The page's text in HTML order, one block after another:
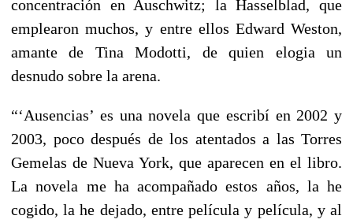
concentración en Auschwitz; la Hasselblad, que
emplearon muchos, y entre ellos Edward Weston,
amante de Tina Modotti, de quien elogia un
desnudo sobre la arena.
“‘Ausencias’ es una novela que escribí en 2002 y
2003, poco después de los atentados a las Torres
Gemelas de Nueva York, que aparecen en el libro.
La novela me ha acompañado estos años, la he
cogido, la he dejado, entre película y película, y al